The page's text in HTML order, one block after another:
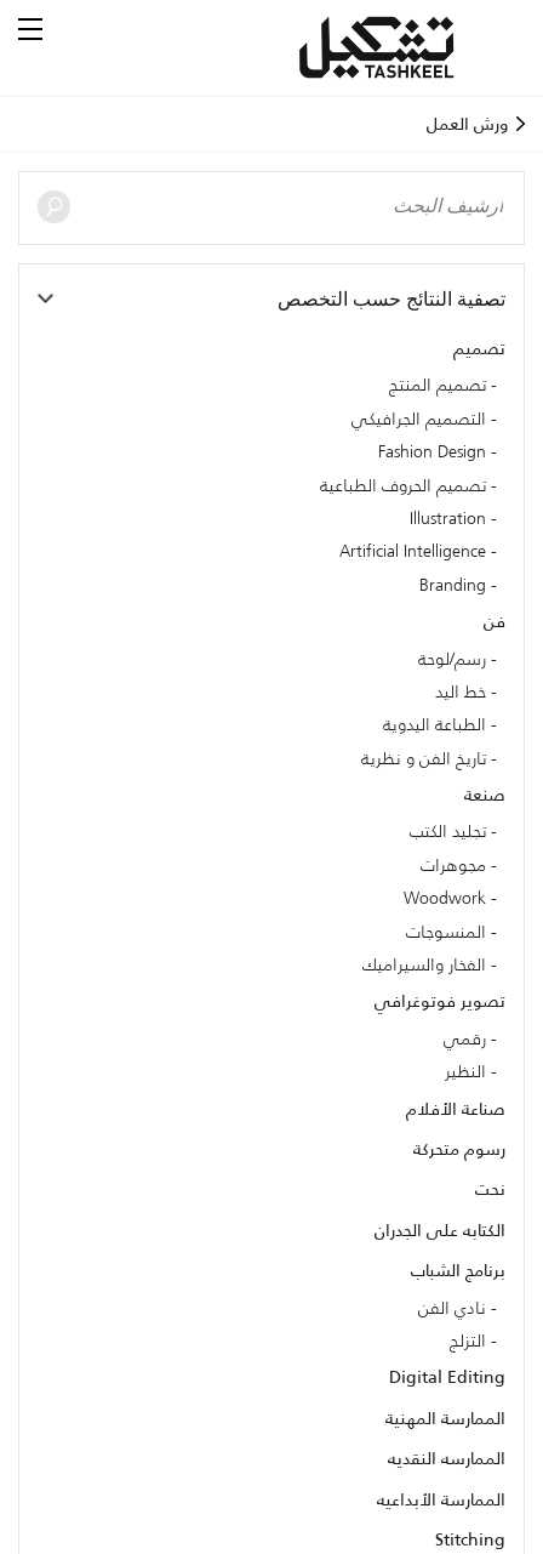
ورش العمل
تصفية النتائج حسب التخصص
تصميم
تصميم المنتج
التصميم الجرافيكي
Fashion Design
تصميم الحروف الطباعية
Illustration
Artificial Intelligence
Branding
فن
رسم/لوحة
خط اليد
الطباعة اليدوية
تاريخ الفن و نظرية
صنعة
تجليد الكتب
مجوهرات
Woodwork
المنسوجات
الفخار والسيراميك
تصوير فوتوغرافي
رقمي
النظير
صناعة الأفلام
رسوم متحركة
نحت
الكتابه على الجدران
برنامج الشباب
نادي الفن
التزلج
Digital Editing
الممارسة المهنية
الممارسه النقديه
الممارسة الأبداعيه
Stitching